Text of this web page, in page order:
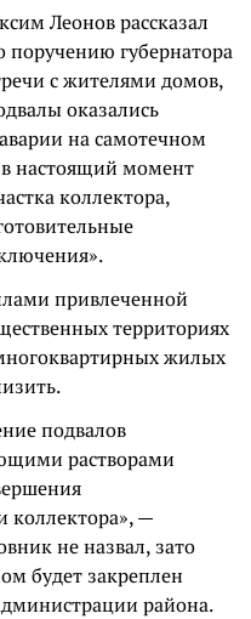
Леонов рассказал
поручению губернатора
с жителями домов,
оказались
на самотечном
настоящий момент
коллектора,
привлеченной
территориях
жилых
подвалов
растворами
коллектора», —
не назвал, зато
будет закреплен
района.